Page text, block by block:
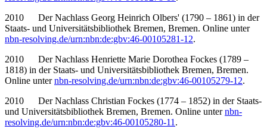
2010 Der Nachlass Georg Heinrich Olbers' (1790 – 1861) in der
Staats- und Universitätsbibliothek Bremen, Bremen. Online unter
nbn-resolving.de/urn:nbn:de:gbv:46-00105281-12.
2010 Der Nachlass Henriette Marie Dorothea Fockes (1789 –
1818) in der Staats- und Universitätsbibliothek Bremen, Bremen.
Online unternbn-resolving.de/urn:nbn:de:gbv:46-00105279-12.
2010 Der Nachlass Christian Fockes (1774 – 1852) in der Staats-
und Universitätsbibliothek Bremen, Bremen. Online unternbn-
resolving.de/urn:nbn:de:gbv:46-00105280-11 .